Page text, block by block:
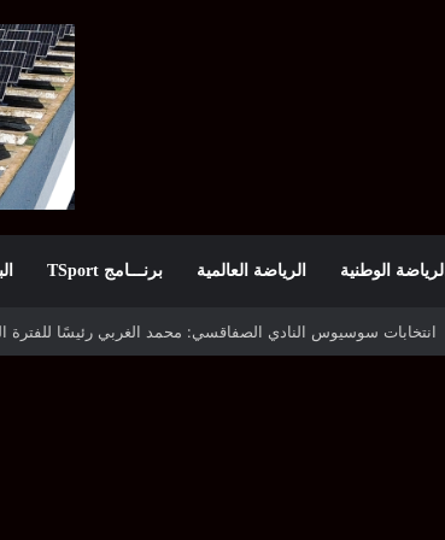
الرياضة الوطنية الرياضة العالمية برنـــامج TSport
قرعة دوري أبطال إفريقيا: النادي الإفريقي في حال التأهل يواجه